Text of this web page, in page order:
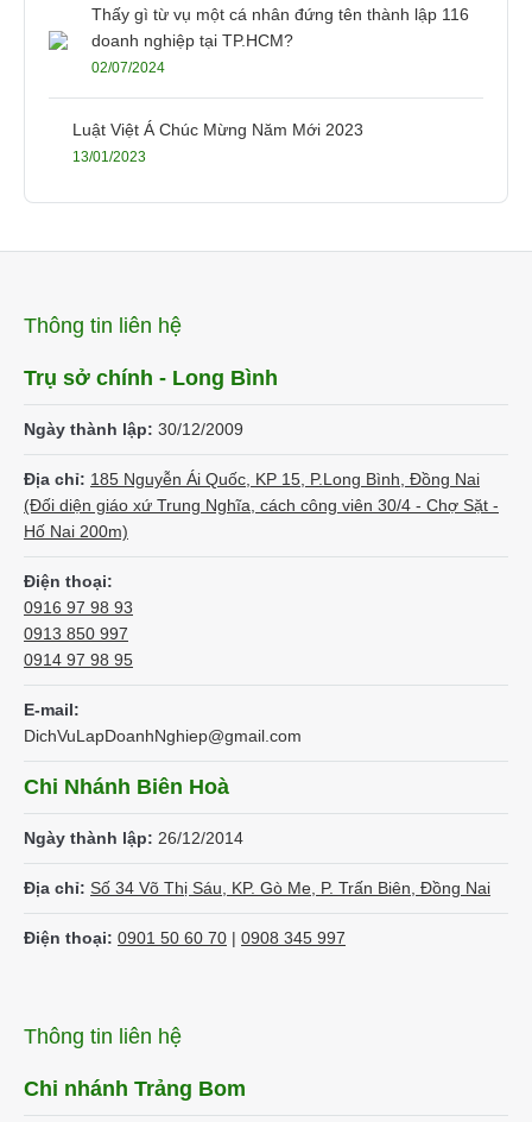
Thấy gì từ vụ một cá nhân đứng tên thành lập 116
doanh nghiệp tại TP.HCM?
02/07/2024
Luật Việt Á Chúc Mừng Năm Mới 2023
13/01/2023
Thông tin liên hệ
Trụ sở chính - Long Bình
Ngày thành lập: 30/12/2009
Địa chỉ: 185 Nguyễn Ái Quốc, KP 15, P.Long Bình, Đồng Nai
(Đối diện giáo xứ Trung Nghĩa, cách công viên 30/4 - Chợ Sặt -
Hố Nai 200m)
Điện thoại:
0916 97 98 93
0913 850 997
0914 97 98 95
E-mail:
DichVuLapDoanhNghiep@gmail.com
Chi Nhánh Biên Hoà
Ngày thành lập: 26/12/2014
Địa chỉ: Số 34 Võ Thị Sáu, KP. Gò Me, P. Trấn Biên, Đồng Nai
Điện thoại: 0901 50 60 70 | 0908 345 997
Thông tin liên hệ
Chi nhánh Trảng Bom